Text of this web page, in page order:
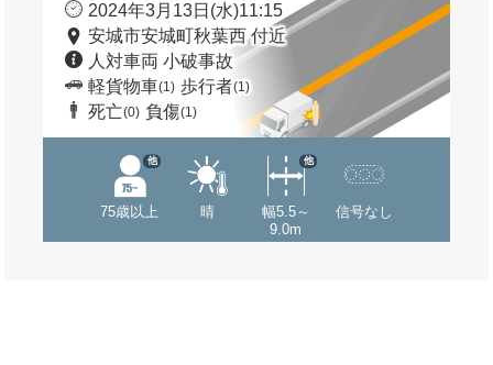
2024年3月13日(水)11:15
安城市安城町秋葉西 付近
人対車両 小破事故
軽貨物車(1) 歩行者(1)
死亡(0) 負傷(1)
75歳以上
他
晴
幅5.5～
9.0m
他
信号なし